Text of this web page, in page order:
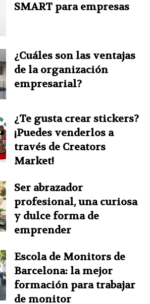
SMART para empresas
¿Cuáles son las ventajas
de la organización
empresarial?
¿Te gusta crear stickers?
¡Puedes venderlos a
través de Creators
Market!
Ser abrazador
profesional, una curiosa
y dulce forma de
emprender
Escola de Monitors de
Barcelona: la mejor
formación para trabajar
de monitor